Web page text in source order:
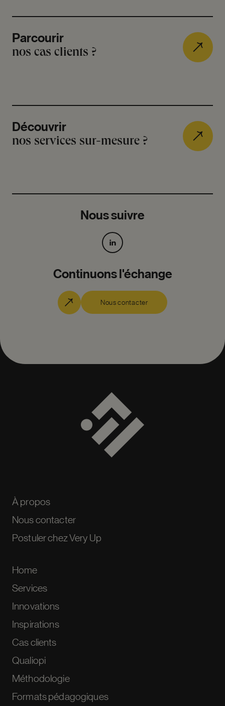
Parcourir
nos cas clients ?
Découvrir
nos services sur-mesure ?
Nous suivre
Continuons l'échange
Nous contacter
À propos
Nous contacter
Postuler chez Very Up
Home
Services
Innovations
Inspirations
Cas clients
Qualiopi
Méthodologie
Formats pédagogiques